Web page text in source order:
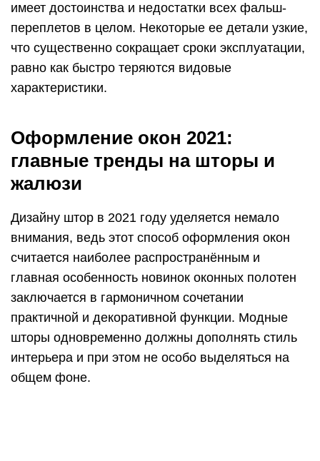
имеет достоинства и недостатки всех фальш-
переплетов в целом. Некоторые ее детали узкие,
что существенно сокращает сроки эксплуатации,
равно как быстро теряются видовые
характеристики.
Оформление окон 2021:
главные тренды на шторы и
жалюзи
Дизайну штор в 2021 году уделяется немало
внимания, ведь этот способ оформления окон
считается наиболее распространённым и
главная особенность новинок оконных полотен
заключается в гармоничном сочетании
практичной и декоративной функции. Модные
шторы одновременно должны дополнять стиль
интерьера и при этом не особо выделяться на
общем фоне.